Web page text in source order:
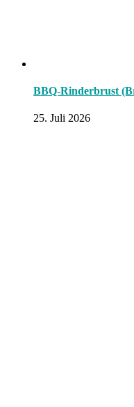
BBQ-Rinderbrust
25. Juli 2026